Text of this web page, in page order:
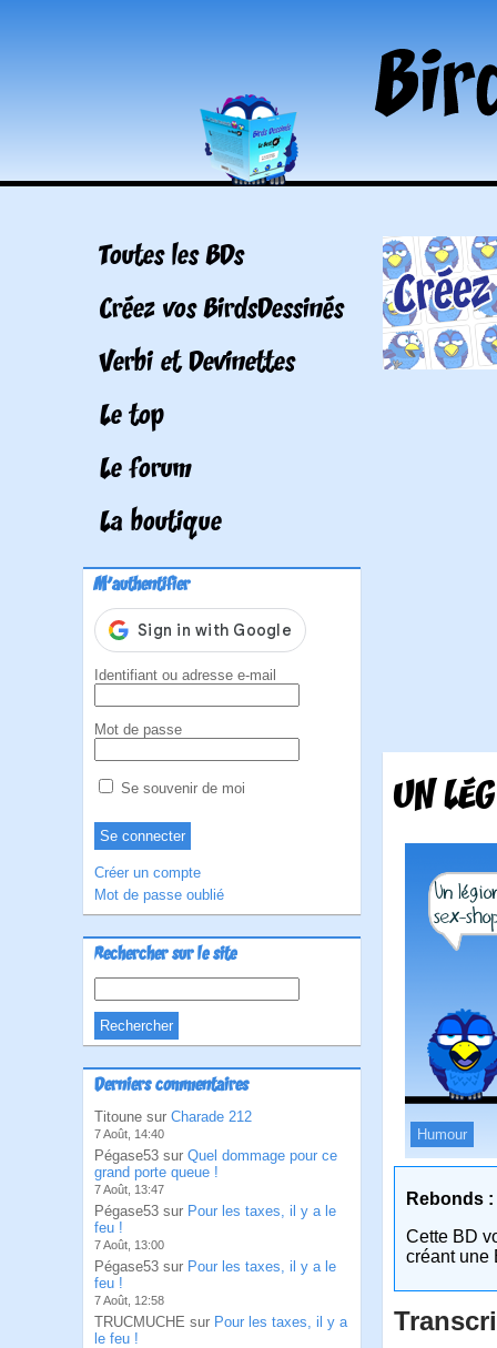
Toutes les BDs
Créez vos BirdsDessinés
Verbi et Devinettes
Le top
Le forum
La boutique
M'authentifier
Identifiant ou adresse e-mail
Mot de passe
Se souvenir de moi
Créer un compte
Mot de passe oublié
Rechercher sur le site
Derniers commentaires
Titoune sur Charade 212
7 Août, 14:40
Pégase53 sur Quel dommage pour ce
grand porte queue !
7 Août, 13:47
Pégase53 sur Pour les taxes, il y a le
feu !
7 Août, 13:00
Pégase53 sur Pour les taxes, il y a le
feu !
7 Août, 12:58
TRUCMUCHE sur Pour les taxes, il y a
le feu !
UN
Humour
Rebonds :
Cette BD
créant une